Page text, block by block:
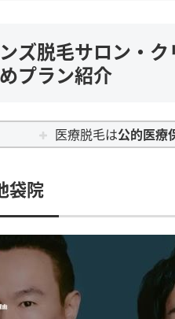
ズ脱毛サロン・
プラン紹介
医療脱毛は公的医療
袋院